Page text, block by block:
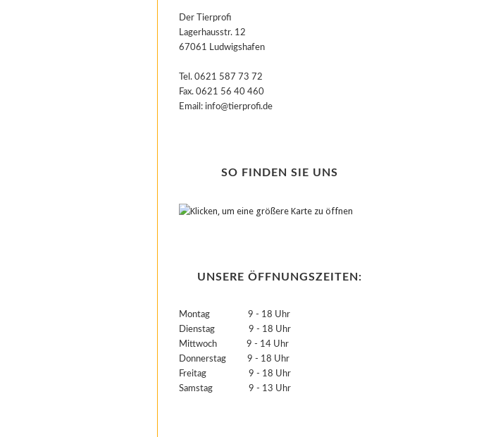
Der Tierprofi
Lagerhausstr. 12
67061 Ludwigshafen
Tel. 0621 587 73 72
Fax. 0621 56 40 460
Email: info@tierprofi.de
SO FINDEN SIE UNS
UNSERE ÖFFNUNGSZEITEN:
Montag 9 - 18 Uhr
Dienstag 9 - 18 Uhr
Mittwoch 9 - 14 Uhr
Donnerstag 9 - 18 Uhr
Freitag 9 - 18 Uhr
Samstag 9 - 13 Uhr